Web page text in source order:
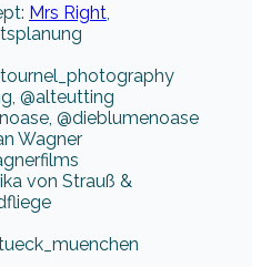
Mrs Right
@alteutting
@dieblumenoase
Wagner
von Strauß &